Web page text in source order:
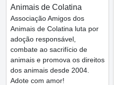
Animais de Colatina
Associação Amigos dos
Animais de Colatina luta por
adoção responsável,
combate ao sacrifício de
animais e promova os direitos
dos animais desde 2004.
Adote com amor!